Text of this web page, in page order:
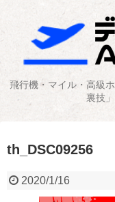
飛行機・マイル・高級
裏技
th_DSC09256
2020/1/16